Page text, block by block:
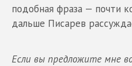
подобная фраза — почти
дальше Писарев
Если вы предложите мне